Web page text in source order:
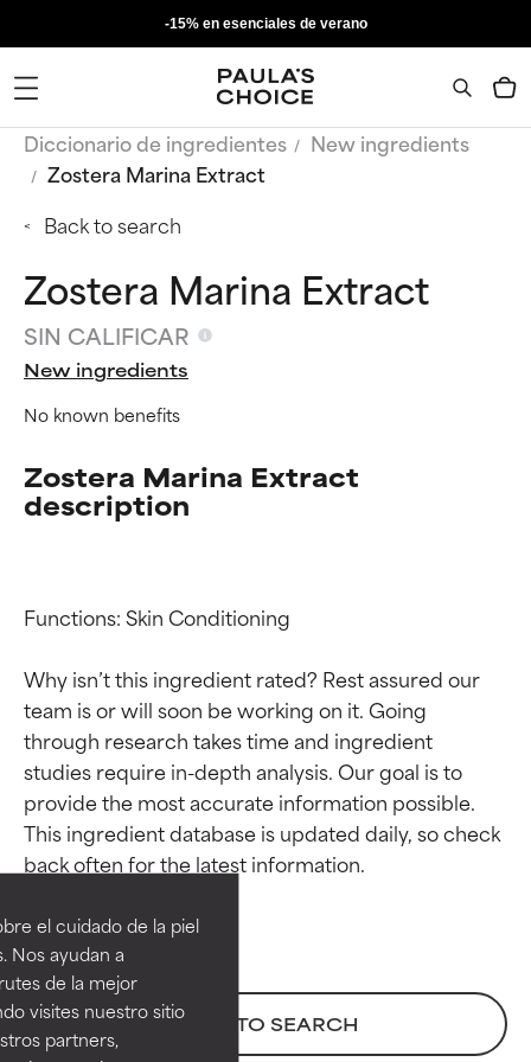
el cuidado de la piel
Nos ayudan a
de la mejor
visites nuestro sitio
partners,
-15% en esenciales de verano
Diccionario de ingredientes
New ingredients
Zostera Marina Extract
Back to search
Zostera Marina Extract
SIN CALIFICAR
New ingredients
No known benefits
Zostera Marina Extract
description
Functions: Skin Conditioning
Why isn’t this ingredient rated? Rest assured our
team is or will soon be working on it. Going
through research takes time and ingredient
studies require in-depth analysis. Our goal is to
provide the most accurate information possible.
This ingredient database is updated daily, so check
BACK TO SEARCH
Calificaciones de
ingredientes
EXCELENTE
Ingrediente sobresaliente con
beneficios reales para la piel. Su
eficacia está demostrada y
respaldada por estudios
Calificaciones de
ingredientes
EXCELENTE
Ingrediente sobresaliente con
beneficios reales para la piel. Su
eficacia está demostrada y
respaldada por estudios